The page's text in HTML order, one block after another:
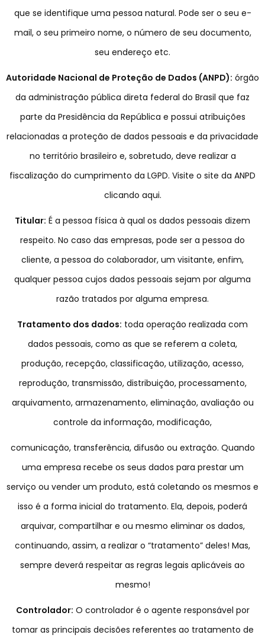
que se identifique uma pessoa natural. Pode ser o seu e-
mail, o seu primeiro nome, o número de seu documento,
seu endereço etc.
Autoridade Nacional de Proteção de Dados (ANPD): órgão
da administração pública direta federal do Brasil que faz
parte da Presidência da República e possui atribuições
relacionadas a proteção de dados pessoais e da privacidade
no território brasileiro e, sobretudo, deve realizar a
fiscalização do cumprimento da LGPD. Visite o site da ANPD
clicando aqui.
Titular: É a pessoa física à qual os dados pessoais dizem
respeito. No caso das empresas, pode ser a pessoa do
cliente, a pessoa do colaborador, um visitante, enfim,
qualquer pessoa cujos dados pessoais sejam por alguma
razão tratados por alguma empresa.
Tratamento dos dados: toda operação realizada com
dados pessoais, como as que se referem a coleta,
produção, recepção, classificação, utilização, acesso,
reprodução, transmissão, distribuição, processamento,
arquivamento, armazenamento, eliminação, avaliação ou
controle da informação, modificação,
comunicação, transferência, difusão ou extração. Quando
uma empresa recebe os seus dados para prestar um
serviço ou vender um produto, está coletando os mesmos e
isso é a forma inicial do tratamento. Ela, depois, poderá
arquivar, compartilhar e ou mesmo eliminar os dados,
continuando, assim, a realizar o “tratamento” deles! Mas,
sempre deverá respeitar as regras legais aplicáveis ao
mesmo!
Controlador: O controlador é o agente responsável por
tomar as principais decisões referentes ao tratamento de